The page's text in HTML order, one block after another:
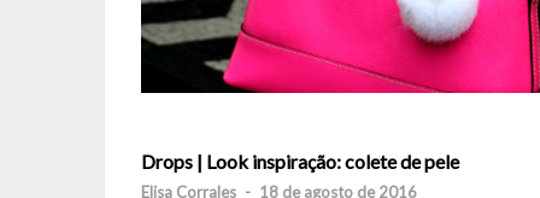
Drops | Look inspiração: colete de pele
Elisa Corrales - 18 de agosto de 2016